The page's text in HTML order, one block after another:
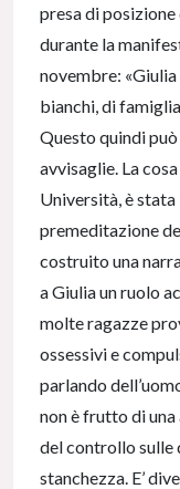
presa di posizione
durante la
novembre:
bianchi, di
Questo quindi può
avvisaglie. La
Università, è
premeditazione
costruito una
a Giulia un ruolo
molte ragazze
ossessivi e
parlando
non è frutto di
del controllo sulle
stanchezza. E’